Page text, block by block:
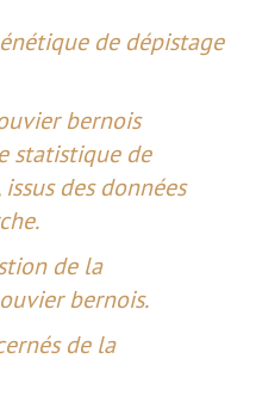
de dépistage
bernois
statistique de
des données
de la
bernois.
de la